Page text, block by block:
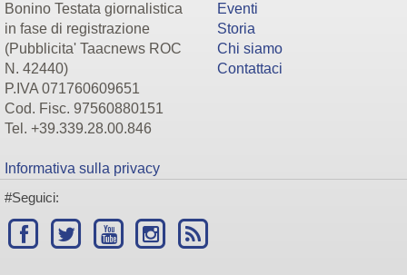
Bonino Testata giornalistica
in fase di registrazione
(Pubblicita' Taacnews ROC
N. 42440)
P.IVA 071760609651
Cod. Fisc. 97560880151
Tel. +39.339.28.00.846
Informativa sulla privacy
Eventi
Storia
Chi siamo
Contattaci
#Seguici: